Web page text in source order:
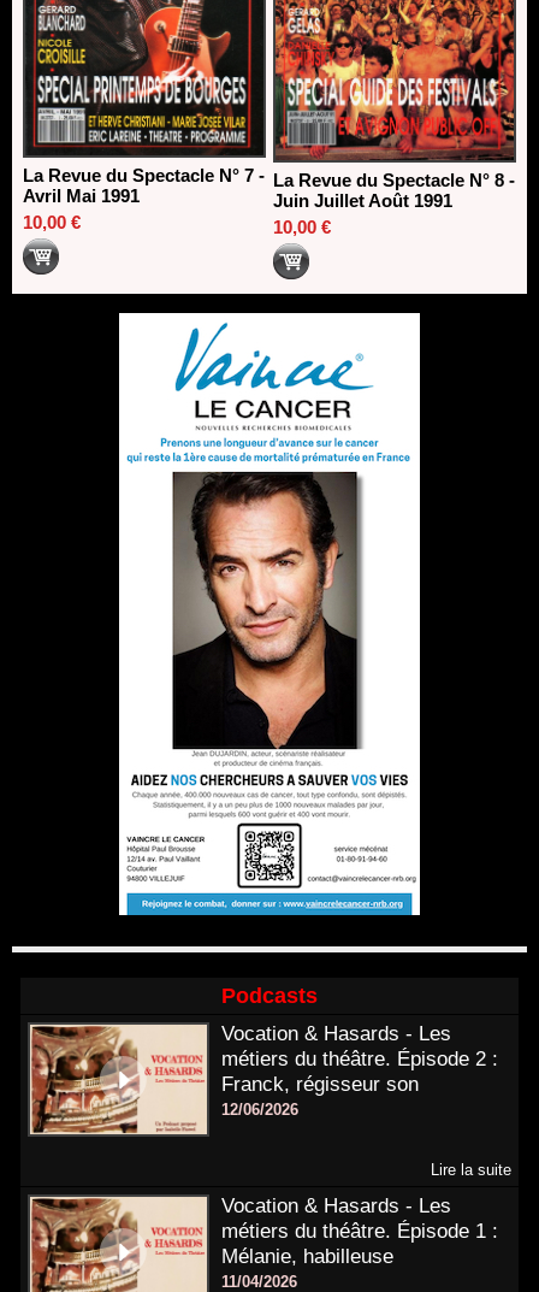
La Revue du Spectacle N° 7 -
Avril Mai 1991
10,00 €
La Revue du Spectacle N° 8 -
Juin Juillet Août 1991
10,00 €
Podcasts
Vocation & Hasards - Les
métiers du théâtre. Épisode 2 :
Franck, régisseur son
12/06/2026
Lire la suite
Vocation & Hasards - Les
métiers du théâtre. Épisode 1 :
Mélanie, habilleuse
11/04/2026